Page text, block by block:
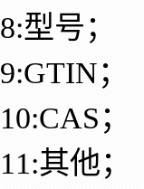
8:型号；
9:GTIN；
10:CAS；
11:其他；